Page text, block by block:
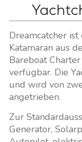
Dreamcatcher
Katamaran aus
Bareboat
verfügbar. Die
und wird von
angetrieben.
Zur
Generator,